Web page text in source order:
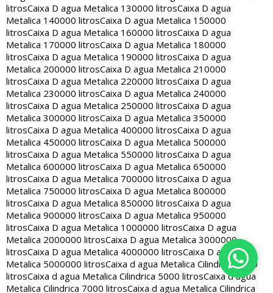
litrosCaixa D agua Metalica 130000 litrosCaixa D agua
Metalica 140000 litrosCaixa D agua Metalica 150000
litrosCaixa D agua Metalica 160000 litrosCaixa D agua
Metalica 170000 litrosCaixa D agua Metalica 180000
litrosCaixa D agua Metalica 190000 litrosCaixa D agua
Metalica 200000 litrosCaixa D agua Metalica 210000
litrosCaixa D agua Metalica 220000 litrosCaixa D agua
Metalica 230000 litrosCaixa D agua Metalica 240000
litrosCaixa D agua Metalica 250000 litrosCaixa D agua
Metalica 300000 litrosCaixa D agua Metalica 350000
litrosCaixa D agua Metalica 400000 litrosCaixa D agua
Metalica 450000 litrosCaixa D agua Metalica 500000
litrosCaixa D agua Metalica 550000 litrosCaixa D agua
Metalica 600000 litrosCaixa D agua Metalica 650000
litrosCaixa D agua Metalica 700000 litrosCaixa D agua
Metalica 750000 litrosCaixa D agua Metalica 800000
litrosCaixa D agua Metalica 850000 litrosCaixa D agua
Metalica 900000 litrosCaixa D agua Metalica 950000
litrosCaixa D agua Metalica 1000000 litrosCaixa D agua
Metalica 2000000 litrosCaixa D agua Metalica 3000000
litrosCaixa D agua Metalica 4000000 litrosCaixa D agua
Metalica 5000000 litrosCaixa d agua Metalica Cilindrica 2000
litrosCaixa d agua Metalica Cilindrica 5000 litrosCaixa d agua
Metalica Cilindrica 7000 litrosCaixa d agua Metalica Cilindrica